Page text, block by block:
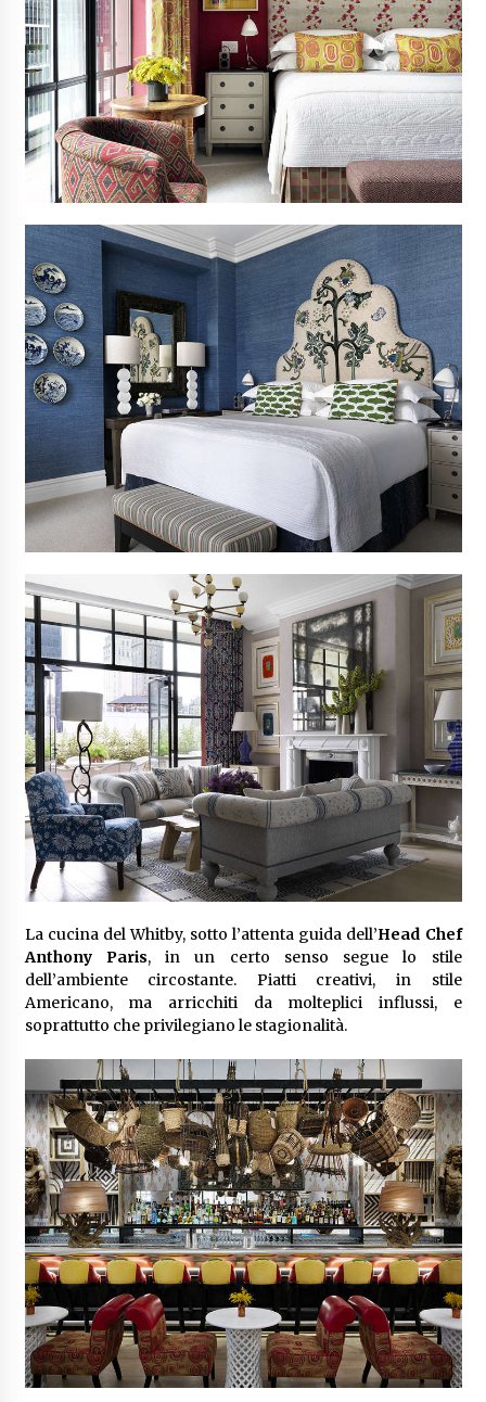
La cucina del Whitby, sotto l’attenta guida dell’Head Chef
Anthony Paris, in un certo senso segue lo stile
dell’ambiente circostante. Piatti creativi, in stile
Americano, ma arricchiti da molteplici influssi, e
soprattutto che privilegiano le stagionalità.